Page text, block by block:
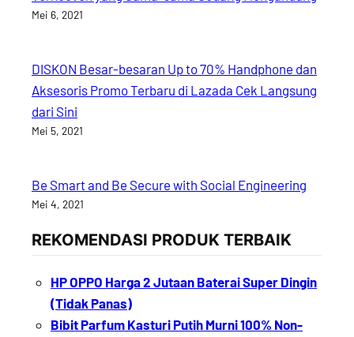
Mei 6, 2021
DISKON Besar-besaran Up to 70% Handphone dan
Aksesoris Promo Terbaru di Lazada Cek Langsung
dari Sini
Mei 5, 2021
Be Smart and Be Secure with Social Engineering
Mei 4, 2021
REKOMENDASI PRODUK TERBAIK
HP OPPO Harga 2 Jutaan Baterai Super Dingin
(Tidak Panas)
Bibit Parfum Kasturi Putih Murni 100% Non-